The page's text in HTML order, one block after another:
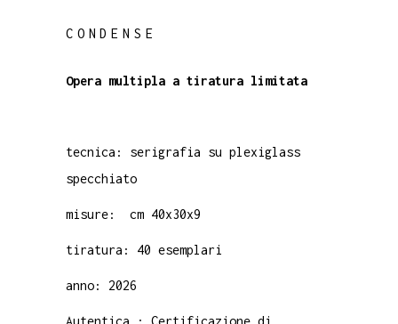
CONDENSE
Opera multipla a tiratura limitata
tecnica: serigrafia su plexiglass
specchiato
misure: cm 40x30x9
tiratura: 40 esemplari
anno: 2026
Autentica : Certificazione di